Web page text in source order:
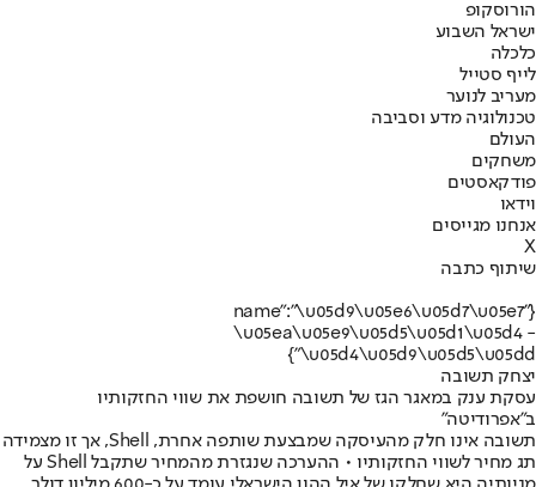
הורוסקופ
ישראל השבוע
כלכלה
לייף סטייל
מעריב לנוער
טכנולוגיה מדע וסביבה
העולם
משחקים
פודקאסטים
וידאו
אנחנו מגייסים
X
שיתוף כתבה
{"name":"\u05d9\u05e6\u05d7\u05e7
\u05ea\u05e9\u05d5\u05d1\u05d4 -
\u05d4\u05d9\u05d5\u05dd"}
יצחק תשובה
עסקת ענק במאגר הגז של תשובה חושפת את שווי החזקותיו
ב"אפרודיטה"
תשובה אינו חלק מהעיסקה שמבצעת שותפה אחרת, Shell, אך זו מצמידה
תג מחיר לשווי החזקותיו • ההערכה שנגזרת מהמחיר שתקבל Shell על